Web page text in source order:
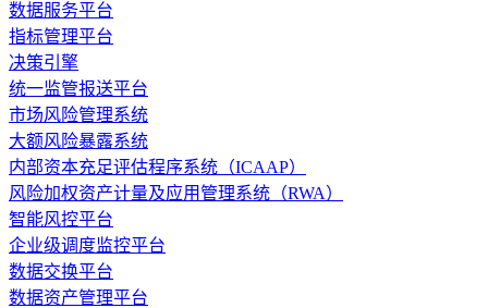
数据服务平台
指标管理平台
决策引擎
统一监管报送平台
市场风险管理系统
大额风险暴露系统
内部资本充足评估程序系统（ICAAP）
风险加权资产计量及应用管理系统（RWA）
智能风控平台
企业级调度监控平台
数据交换平台
数据资产管理平台